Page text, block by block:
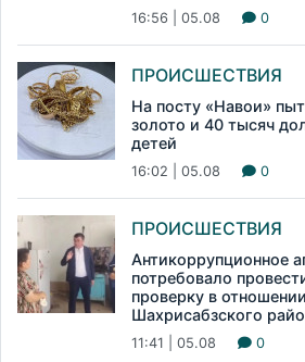
16:56 | 05.08 0
ПРОИСШЕСТВИЯ
На посту «Навои»
золото и 40 тысяч
детей
16:02 | 05.08 0
ПРОИСШЕСТВИЯ
Антикоррупционное
потребовало
проверку в
Шахрисабзского
11:41 | 05.08 0